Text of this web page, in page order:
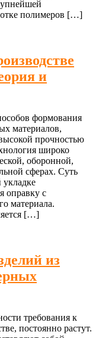
полимеров […]
и
формования
материалов,
прочностью
широко
оборонной,
сферах. Суть
укладке
оправку с
материала.
[…]
из
требования к
постоянно растут.